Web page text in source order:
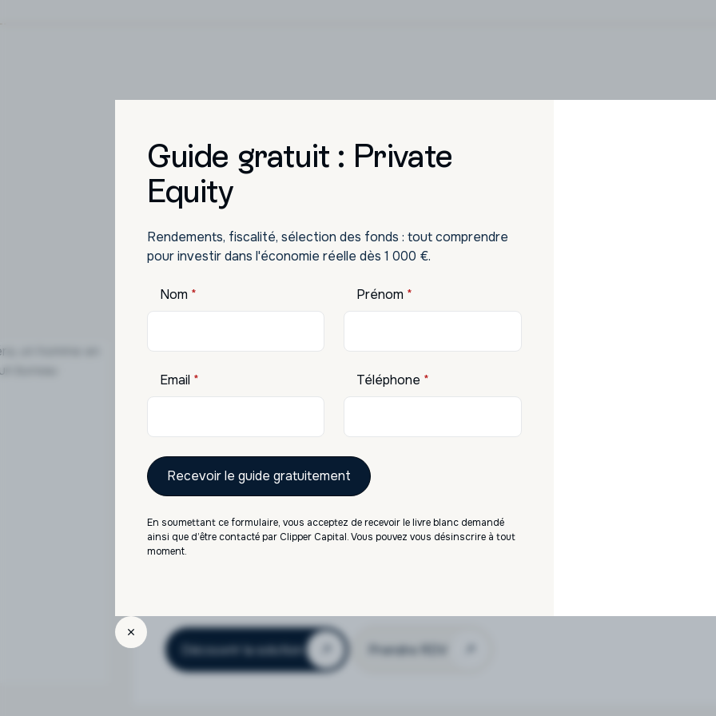
L'investissement qui vous
Produits structurés
SCPI
Accès aux meilleures SCPI du marché. Revenus
locatifs réguliers. Diversification immédiate en
immobilier.
Notre accompagnement
Diversification thématique / géographique
Sélection rigoureuse des sociétés de gestion
Découvrir la solution Prendre RDV
Guide gratuit : Private
Equity
Rendements, fiscalité, sélection des fonds : tout comprendre
pour investir dans l'économie réelle dès 1 000 €.
Nom * Prénom *
Email * Téléphone *
En soumettant ce formulaire, vous acceptez de recevoir le livre blanc demandé
ainsi que d’être contacté par Clipper Capital. Vous pouvez vous désinscrire à tout
moment.